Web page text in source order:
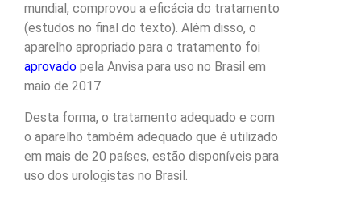
mundial, comprovou a eficácia do tratamento
(estudos no final do texto). Além disso, o
aparelho apropriado para o tratamento foi
aprovado pela Anvisa para uso no Brasil em
maio de 2017.
Desta forma, o tratamento adequado e com
o aparelho também adequado que é utilizado
em mais de 20 países, estão disponíveis para
uso dos urologistas no Brasil.